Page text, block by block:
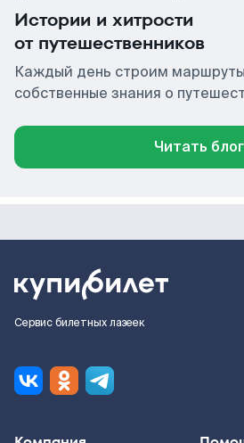
Истории и хитрости
от путешественников
Каждый день строим маршруты
собственные знания о
Читать блог
Сервис билетных лазеек